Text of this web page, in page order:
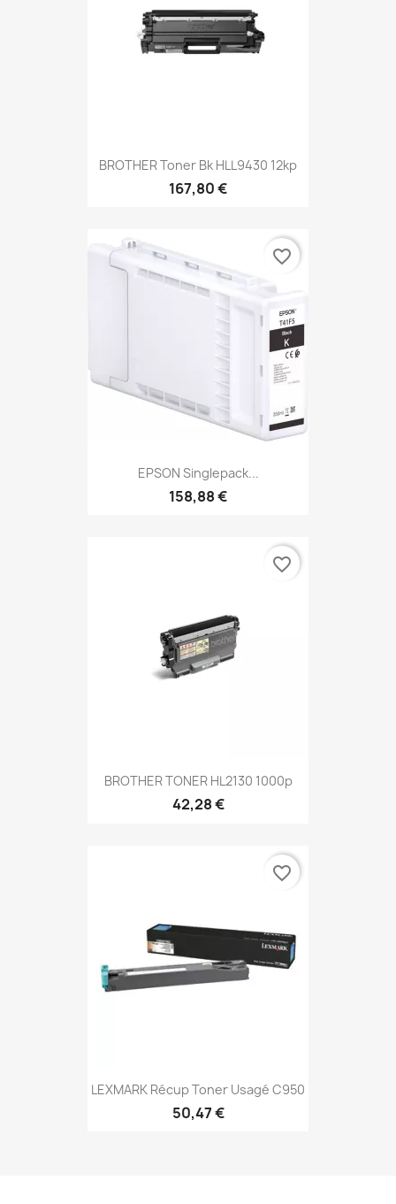
BROTHER Toner Bk HLL9430 12kp
167,80 €
EPSON Singlepack...
158,88 €
favorite_border
BROTHER TONER HL2130 1000p
42,28 €
favorite_border
LEXMARK Récup Toner Usagé C950
50,47 €
favorite_border